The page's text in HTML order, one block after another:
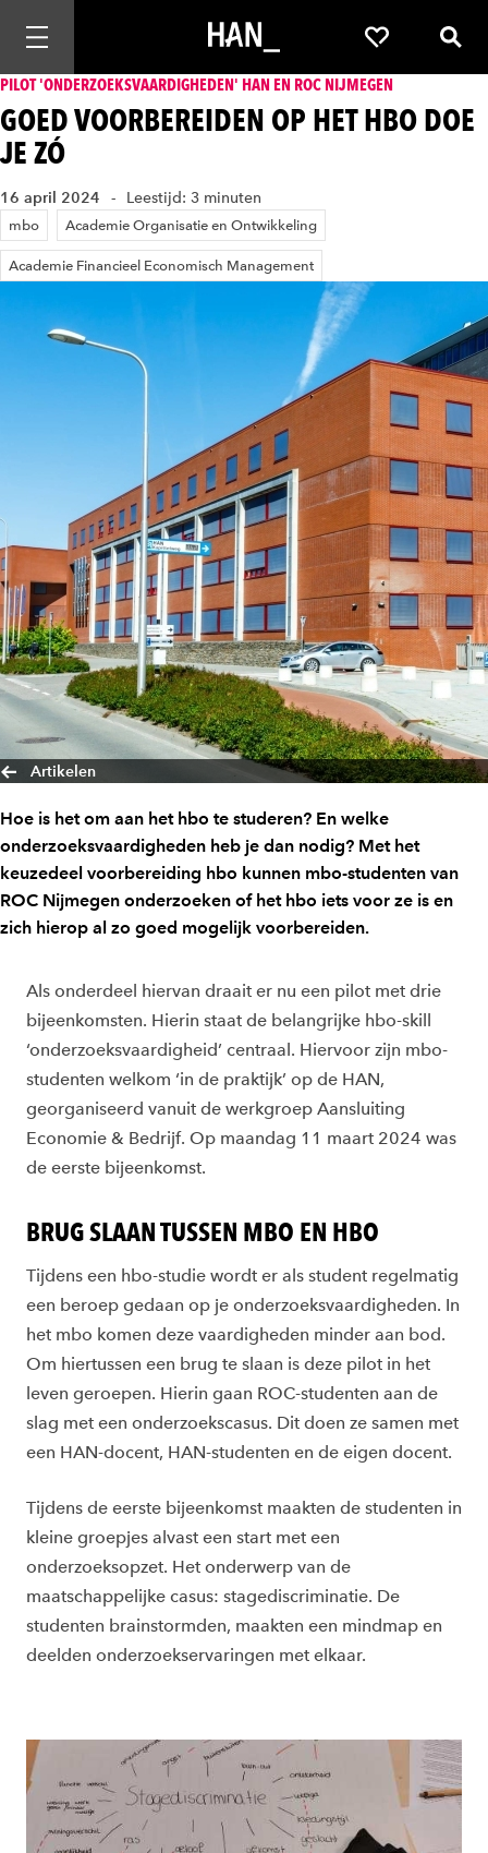
Mobiele navigatie openen Favorieten
PILOT 'ONDERZOEKSVAARDIGHEDEN' HAN EN ROC NIJMEGEN
GOED VOORBEREIDEN OP HET HBO DOE
JE ZÓ
16 april 2024 Leestijd: 3 minuten
mbo Academie Organisatie en Ontwikkeling
Academie Financieel Economisch Management
Artikelen
Hoe is het om aan het hbo te studeren? En welke
onderzoeksvaardigheden heb je dan nodig? Met het
keuzedeel voorbereiding hbo kunnen mbo-studenten van
ROC Nijmegen onderzoeken of het hbo iets voor ze is en
zich hierop al zo goed mogelijk voorbereiden.
Als onderdeel hiervan draait er nu een pilot met drie
bijeenkomsten. Hierin staat de belangrijke hbo-skill
‘onderzoeksvaardigheid’ centraal. Hiervoor zijn mbo-
studenten welkom ‘in de praktijk’ op de HAN,
georganiseerd vanuit de werkgroep Aansluiting
Economie & Bedrijf. Op maandag 11 maart 2024 was
de eerste bijeenkomst.
BRUG SLAAN TUSSEN MBO EN HBO
Tijdens een hbo-studie wordt er als student regelmatig
een beroep gedaan op je onderzoeksvaardigheden. In
het mbo komen deze vaardigheden minder aan bod.
Om hiertussen een brug te slaan is deze pilot in het
leven geroepen. Hierin gaan ROC-studenten aan de
slag met een onderzoekscasus. Dit doen ze samen met
een HAN-docent, HAN-studenten en de eigen docent.
Tijdens de eerste bijeenkomst maakten de studenten in
kleine groepjes alvast een start met een
onderzoeksopzet. Het onderwerp van de
maatschappelijke casus: stagediscriminatie. De
studenten brainstormden, maakten een mindmap en
deelden onderzoekservaringen met elkaar.